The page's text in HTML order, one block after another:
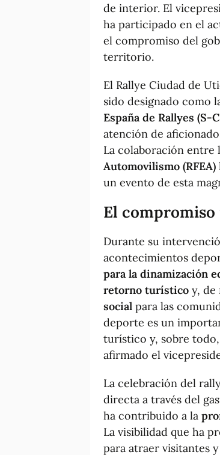
de interior. El
ha participado en el
el compromiso del
territorio.
El Rallye Ciudad de
sido designado como
España de Rallyes (S-
atención de
La colaboración entre
Automovilismo (RFEA)
un evento de esta
El
Durante su
acontecimientos
para la dinamización
retorno turístico y, de
social para las
deporte es un
turístico y, sobre
afirmado el
La celebración del
directa a través del
ha contribuido a la
La visibilidad que ha
para atraer visitantes